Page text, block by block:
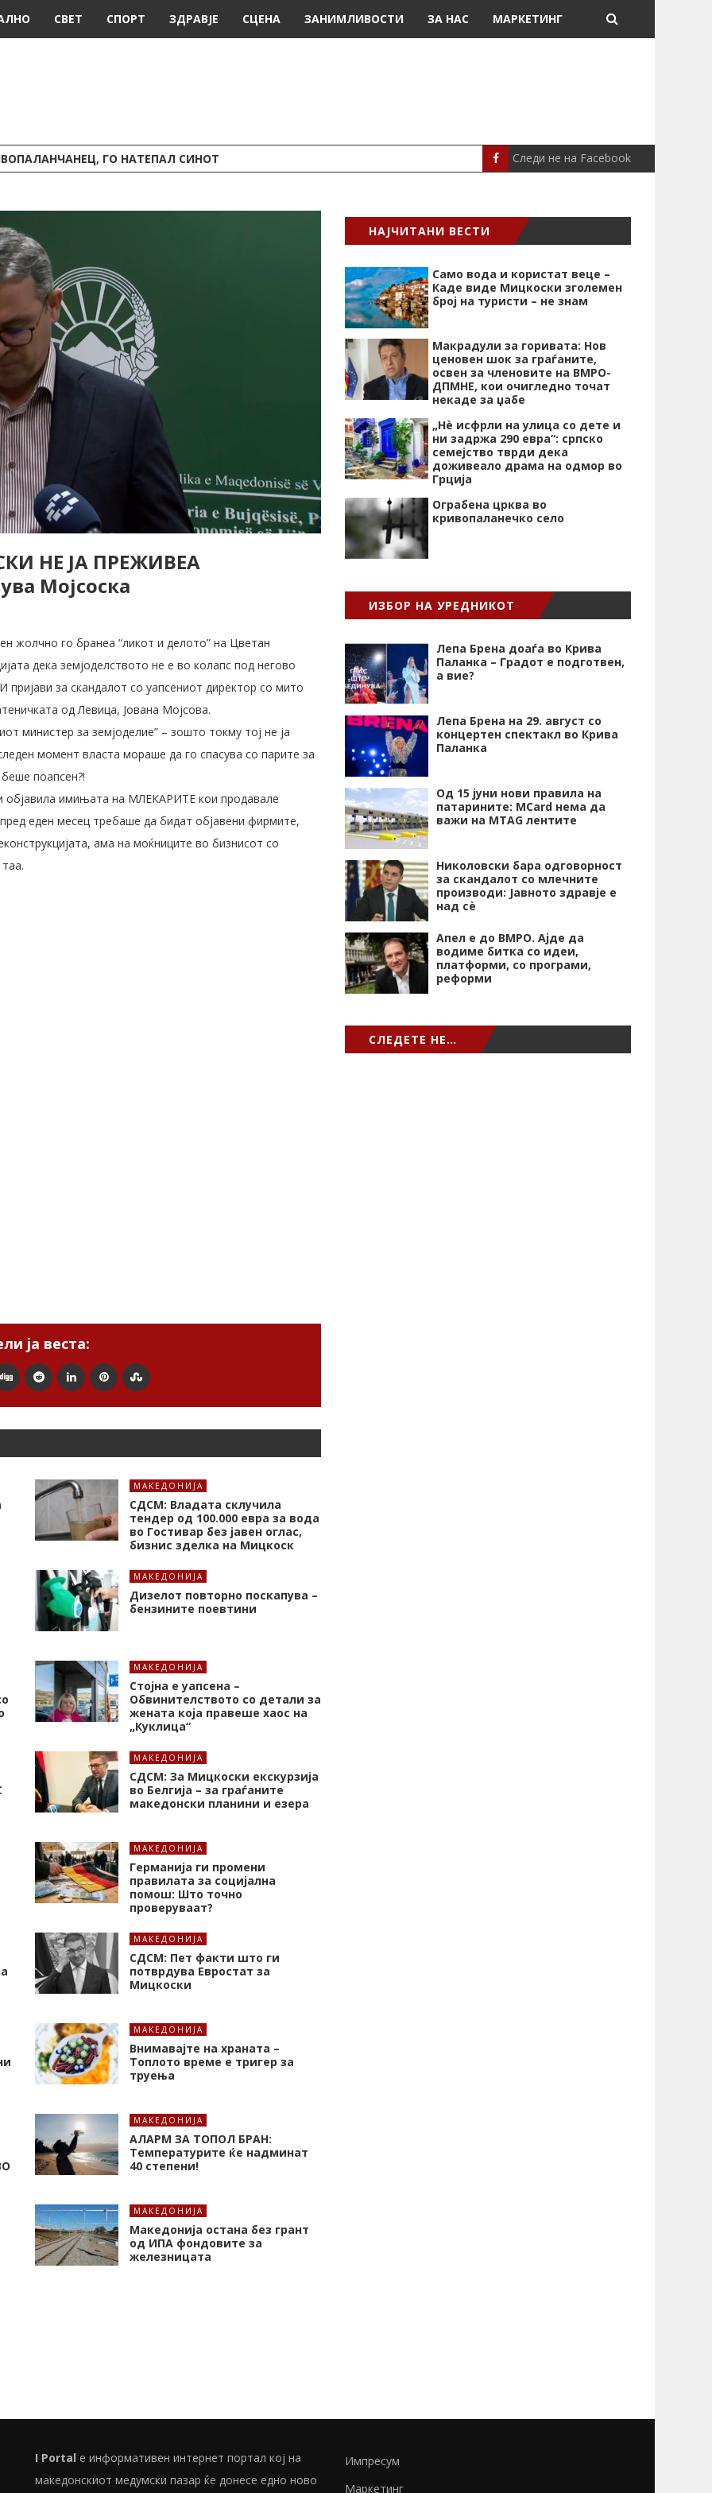
СВЕТ СПОРТ ЗДРАВЈЕ СЦЕНА ЗАНИМЛИВОСТИ ЗА НАС МАРКЕТИНГ
ГО НАТЕПАЛ СИНОТ СПОРТ МЕСИ ДОНИРАШЕ
Следи не на Facebook
НЕ ЈА ПРЕЖИВЕА
Мојсоска
жолчно го бранеа “ликот и делото” на Цветан
дека земјоделството не е во колапс под негово
за скандалот со уапсениот директор со мито
од Левица, Јована Мојсова.
министер за земјоделие” – зошто токму тој не ја
момент власта мораше да го спасува со парите за
поапсен?!
објавила имињата на МЛЕКАРИТЕ кои продавале
еден месец требаше да бидат објавени фирмите,
ама на моќниците во бизнисот со
ја веста:
МАКЕДОНИЈА
СДСМ: Владата склучила
тендер од 100.000 евра за вода
во Гостивар без јавен оглас,
бизнис зделка на Мицкоск
МАКЕДОНИЈА
Дизелот повторно поскапува –
бензините поевтини
МАКЕДОНИЈА
Стојна е уапсена –
Обвинителството со детали за
жената која правеше хаос на
„Куклица“
МАКЕДОНИЈА
СДСМ: За Мицкоски екскурзија
во Белгија – за граѓаните
македонски планини и езера
МАКЕДОНИЈА
Германија ги промени
правилата за социјална
помош: Што точно
проверуваат?
МАКЕДОНИЈА
СДСМ: Пет факти што ги
потврдува Евростат за
Мицкоски
МАКЕДОНИЈА
Внимавајте на храната –
Топлото време е тригер за
труења
МАКЕДОНИЈА
АЛАРМ ЗА ТОПОЛ БРАН:
Tемпературите ќе надминат
40 степени!
МАКЕДОНИЈА
Македонија остана без грант
од ИПА фондовите за
железницата
НАЈЧИТАНИ ВЕСТИ
Само вода и користат веце –
Каде виде Мицкоски зголемен
број на туристи – не знам
Макрадули за горивата: Нов
ценовен шок за граѓаните,
освен за членовите на ВМРО-
ДПМНЕ, кои очигледно точат
некаде за џабе
„Нѐ исфрли на улица со дете и
ни задржа 290 евра“: српско
семејство тврди дека
доживеало драма на одмор во
Грција
Ограбена црква во
кривопаланечко село
ИЗБОР НА УРЕДНИКОТ
Лепа Брена доаѓа во Крива
Паланка – Градот е подготвен,
а вие?
Лепа Брена на 29. август со
концертен спектакл во Крива
Паланка
Од 15 јуни нови правила на
патарините: MCard нема да
важи на MTAG лентите
Николовски бара одговорност
за скандалот со млечните
производи: Јавното здравје е
над сѐ
Апел е до ВМРО. Ајде да
водиме битка со идеи,
платформи, со програми,
реформи
СЛЕДЕТЕ НЕ…
I Portal е информативен интернет портал кој на
македонскиот медумски пазар ќе донесе едно ново
Импресум
Маркетинг